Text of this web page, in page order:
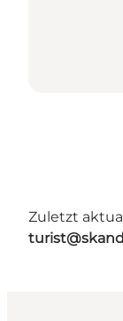
Zuletzt